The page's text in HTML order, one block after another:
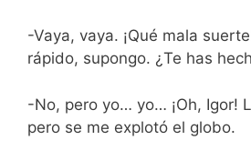
-Vaya, vaya. ¡Qué mala
rápido, supongo. ¿Te has
-No, pero yo… yo… ¡Oh, Igor!
pero se me explotó el globo.